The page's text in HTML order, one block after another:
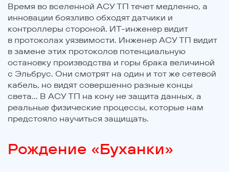
Время во вселенной АСУ ТП течет медленно, а
инновации боязливо обходят датчики и
контроллеры стороной. ИТ-инженер видит
в протоколах уязвимости. Инженер АСУ ТП видит
в замене этих протоколов потенциальную
остановку производства и горы брака величиной
с Эльбрус. Они смотрят на один и тот же сетевой
кабель, но видят совершенно разные концы
света... В АСУ ТП на кону не защита данных, а
реальные физические процессы, которые нам
предстояло научиться защищать.
Рождение «Буханки»